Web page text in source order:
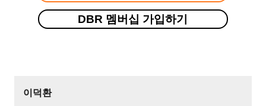
DBR 멤버십 가입하기
이덕환